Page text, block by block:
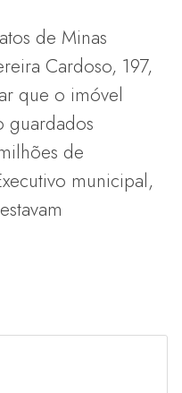
de Minas
Cardoso, 197,
que o imóvel
guardados
de
municipal,